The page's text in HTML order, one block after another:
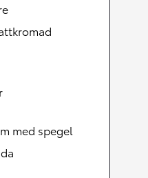
med spegel